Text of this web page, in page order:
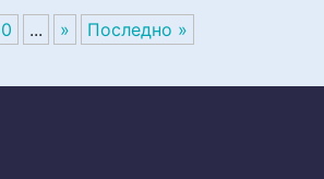
... » Последно »